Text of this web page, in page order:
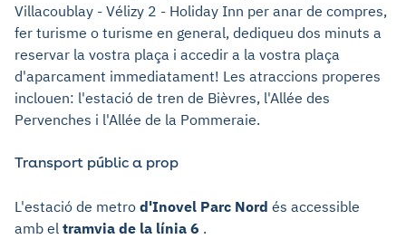
Villacoublay - Vélizy 2 - Holiday Inn per anar de compres,
fer turisme o turisme en general, dediqueu dos minuts a
reservar la vostra plaça i accedir a la vostra plaça
d'aparcament immediatament! Les atraccions properes
inclouen: l'estació de tren de Bièvres, l'Allée des
Pervenches i l'Allée de la Pommeraie.
Transport públic a prop
L'estació de metro d'Inovel Parc Nord és accessible
amb el tramvia de la línia 6 .